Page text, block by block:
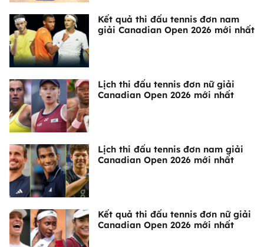
Kết quả thi đấu tennis đơn nam
giải Canadian Open 2026 mới nhất
Lịch thi đấu tennis đơn nữ giải
Canadian Open 2026 mới nhất
Lịch thi đấu tennis đơn nam giải
Canadian Open 2026 mới nhất
Kết quả thi đấu tennis đơn nữ giải
Canadian Open 2026 mới nhất